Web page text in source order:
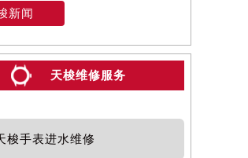
新闻
天梭维修服务
梭手表进水维修